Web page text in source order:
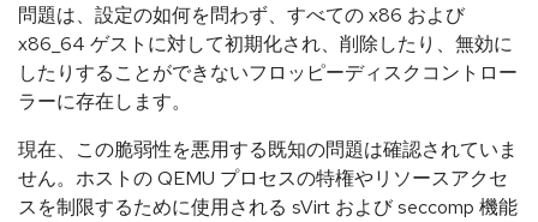
問題は、設定の如何を問わず、すべての x86 および
x86_64 ゲストに対して初期化され、削除したり、無効に
したりすることができないフロッピーディスクコントロー
ラーに存在します。
現在、この脆弱性を悪用する既知の問題は確認されていま
せん。ホストの QEMU プロセスの特権やリソースアクセ
スを制限するために使用される sVirt および seccomp 機能